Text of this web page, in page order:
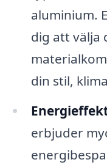
aluminium.
dig att välja
din stil,
erbjuder